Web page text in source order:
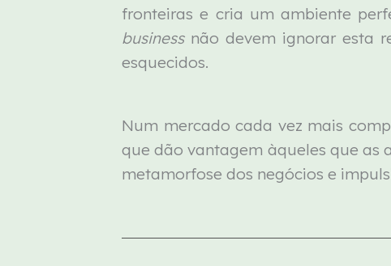
fronteiras e cria um ambiente
businessnão devem ignorar esta
esquecidos.
Num mercado cada vez mais
que dão vantagem àqueles que as
metamorfose dos negócios e